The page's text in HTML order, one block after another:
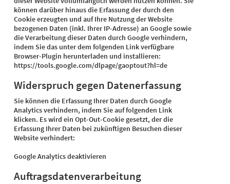
können darüber hinaus die Erfassung der durch den
Cookie erzeugten und auf Ihre Nutzung der Website
bezogenen Daten (inkl. Ihrer IP-Adresse) an Google sowie
die Verarbeitung dieser Daten durch Google verhindern,
indem Sie das unter dem folgenden Link verfügbare
Browser-Plugin herunterladen und installieren:
https://tools.google.com/dlpage/gaoptout?hl=de
Widerspruch gegen Datenerfassung
Sie können die Erfassung Ihrer Daten durch Google
Analytics verhindern, indem Sie auf folgenden Link
klicken. Es wird ein Opt-Out-Cookie gesetzt, der die
Erfassung Ihrer Daten bei zukünftigen Besuchen dieser
Website verhindert:
Google Analytics deaktivieren
Auftragsdatenverarbeitung